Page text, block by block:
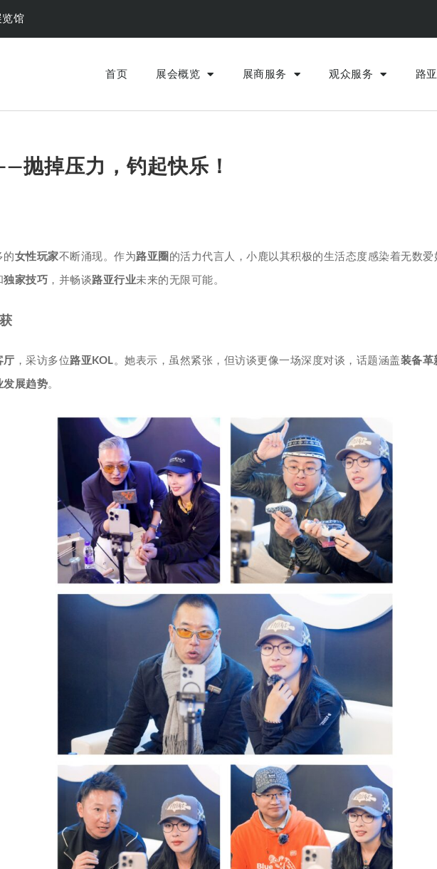
览馆
首页 展会概览 展商服务 观众服务 路
抛掉压力，钓起快乐！
的女性玩家不断涌现。作为路亚圈 的活力代言人，小鹿以其积极的生活态度感染着无数
独家技巧 ，并畅谈路亚行业未来的无限可能。
厅 ，采访多位路亚KOL。她表示，虽然紧张，但访谈更像一场深度对谈，话题涵盖装备革
发展趋势。